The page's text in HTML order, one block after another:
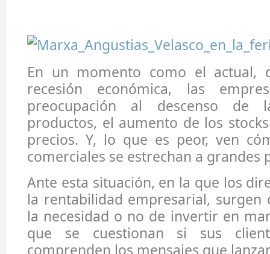
En un momento como el actual,
recesión económica, las
preocupación al descenso de
productos, el aumento de los
precios. Y, lo que es peor, ven
comerciales se estrechan a grandes
Ante esta situación, en la que los
la rentabilidad empresarial, surgen
la necesidad o no de invertir en
que se cuestionan si sus
comprenden los mensajes que